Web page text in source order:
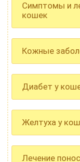
Симптомы и
кошек
Кожные
Диабет у
Желтуха у
Лечение